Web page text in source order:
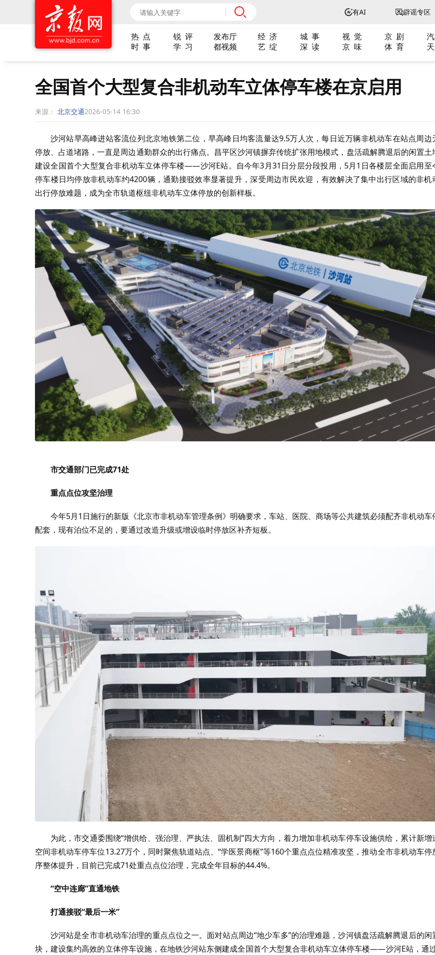
有AI 辟谣专区
热 点 锐 评 发布厅 经 济 城 事 视 觉 京 剧
时 事
学 习 都视频 艺 绽 深 读 京 味 体 育
全国首个大型复合非机动车立体停车楼在京启用
来源： 北京交通2026-05-14 16:30
沙河站早高峰进站客流位列北京地铁第二位，早高峰日均客流量达9.5万人次，每日近万辆非机动车在站点周边
停放、占道堵路，一直是周边通勤群众的出行痛点。昌平区沙河镇摒弃传统扩张用地模式，盘活疏解腾退后的闲置土
建设全国首个大型复合非机动车立体停车楼——沙河E站。自今年3月31 日分层分段投用， 5月1 日各楼层全面启用至
停车楼日均停放非机动车约4200辆，通勤接驳效率显著提升，深受周边市民欢迎，有效解决了集中出行区域的非机
出行停放难题，成为全市轨道枢纽非机动车立体停放的创新样板。
市交通部门已完成71处
重点点位攻坚治理
今年5月1 日施行的新版《北京市非机动车管理条例》明确要求，车站、医院、商场等公共建筑必须配齐非机动车
配套，现有泊位不足的，要通过改造升级或增设临时停放区补齐短板。
为此，市交通委围绕“增供给、强治理、严执法、固机制”四大方向，着力增加非机动车停车设施供给，累计新增
空间非机动车停车位13.27万个，同时聚焦轨道站点、“学医景商枢”等160个重点点位精准攻坚，推动全市非机动车停
序整体提升，目前已完成71处重点点位治理，完成全年目标的44.4%。
“空中连廊”直通地铁
打通接驳“最后一米”
沙河站是全市非机动车治理的重点点位之一。面对站点周边“地少车多”的治理难题，沙河镇盘活疏解腾退后的闲
块，建设集约高效的立体停车设施，在地铁沙河站东侧建成全国首个大型复合非机动车立体停车楼——沙河E站，通